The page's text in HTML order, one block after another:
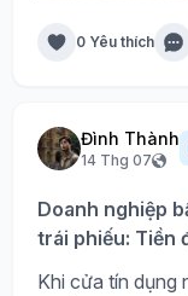
0 Yêu thích
Đình Thành
14 Thg 07
Doanh nghiệp
trái phiếu: Tiền
Khi cửa tín dụng